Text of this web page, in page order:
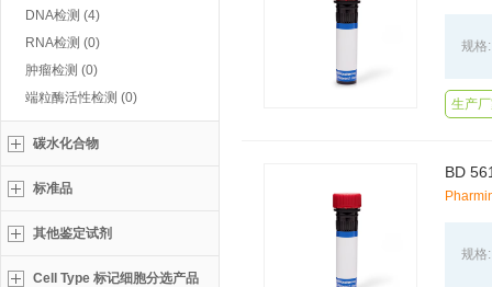
DNA检测 (4)
RNA检测 (0)
肿瘤检测 (0)
端粒酶活性检测 (0)
碳水化合物
标准品
其他鉴定试剂
Cell Type 标记细胞分选产品
规格:
生产
BD
规格: